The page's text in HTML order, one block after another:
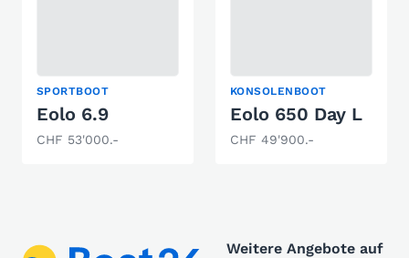
SPORTBOOT
Eolo 6.9
CHF 53'000.-
KONSOLENBOOT
Eolo 650 Day L
CHF 49'900.-
Weitere Angebote auf